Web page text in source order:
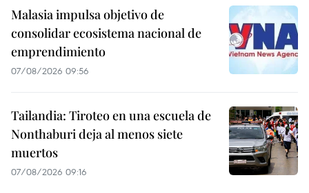
Malasia impulsa objetivo de
consolidar ecosistema nacional de
emprendimiento
07/08/2026 09:56
Tailandia: Tiroteo en una escuela de
Nonthaburi deja al menos siete
muertos
07/08/2026 09:16